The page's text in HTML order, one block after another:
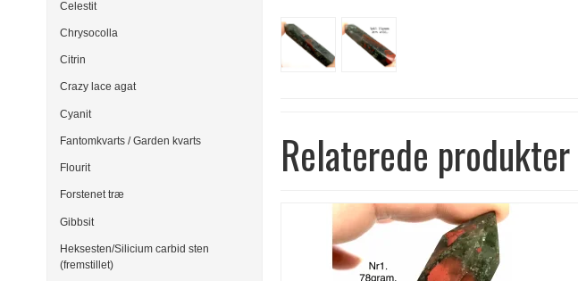
Celestit
Chrysocolla
Citrin
Crazy lace agat
Cyanit
Fantomkvarts / Garden kvarts
Flourit
Forstenet træ
Gibbsit
Heksesten/Silicium carbid sten
(fremstillet)
Relaterede produkter